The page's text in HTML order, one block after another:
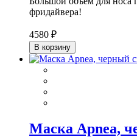
фридайвера!
4580 ₽
В корзину
Маска Apnea,